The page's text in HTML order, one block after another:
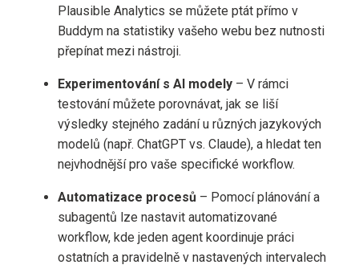
Plausible Analytics se můžete ptát přímo v
Buddym na statistiky vašeho webu bez nutnosti
přepínat mezi nástroji.
Experimentování s AI modely – V rámci
testování můžete porovnávat, jak se liší
výsledky stejného zadání u různých jazykových
modelů (např. ChatGPT vs. Claude), a hledat ten
nejvhodnější pro vaše specifické workflow.
Automatizace procesů – Pomocí plánování a
subagentů lze nastavit automatizované
workflow, kde jeden agent koordinuje práci
ostatních a pravidelně v nastavených intervalech